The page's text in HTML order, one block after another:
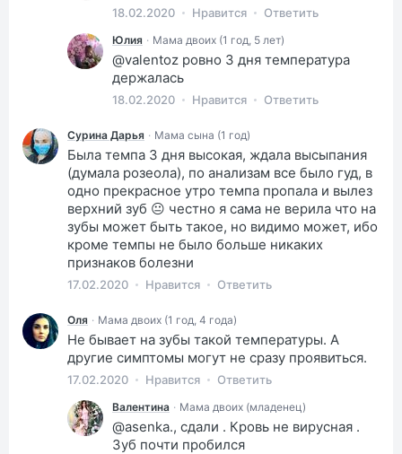
18.02.2020 Нравится Ответить
Юлия · Мама двоих (1 год, 5 лет)
@valentoz ровно 3 дня температура
держалась
18.02.2020 Нравится Ответить
Сурина Дарья · Мама сына (1 год)
Была темпа 3 дня высокая, ждала высыпания
(думала розеола), по анализам все было гуд, в
одно прекрасное утро темпа пропала и вылез
верхний зуб 😐 честно я сама не верила что на
зубы может быть такое, но видимо может, ибо
кроме темпы не было больше никаких
признаков болезни
17.02.2020 Нравится Ответить
Оля · Мама двоих (1 год, 4 года)
Не бывает на зубы такой температуры. А
другие симптомы могут не сразу проявиться.
17.02.2020 Нравится Ответить
Валентина · Мама двоих (младенец)
@asenka., сдали . Кровь не вирусная .
Зуб почти пробился